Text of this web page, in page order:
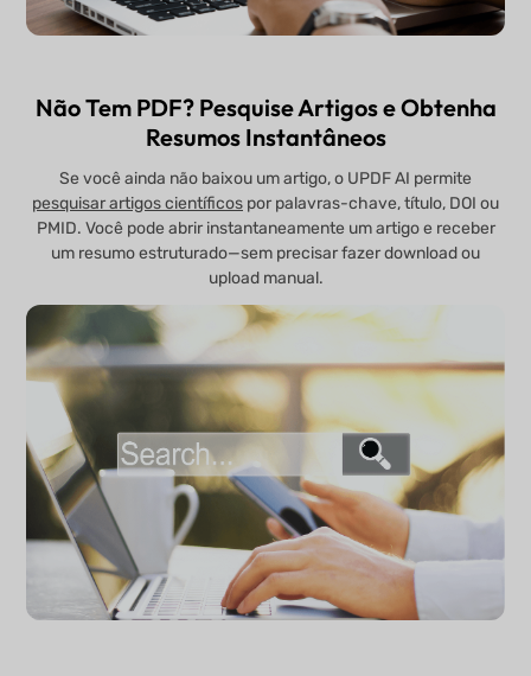
Não Tem PDF? Pesquise Artigos e Obtenha
Resumos Instantâneos
Se você ainda não baixou um artigo, o UPDF AI permite
pesquisar artigos científicos por palavras-chave, título, DOI ou
PMID. Você pode abrir instantaneamente um artigo e receber
um resumo estruturado—sem precisar fazer download ou
upload manual.